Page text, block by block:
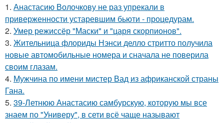
1. Анастасию Волочкову не раз упрекали в
приверженности устаревшим бьюти - процедурам.
2. Умер режиссёр "Маски" и "царя скорпионов".
3. Жительница флориды Нэнси делло стритто получила
новые автомобильные номера и сначала не поверила
своим глазам.
4. Мужчина по имени мистер Вад из африканской страны
Гана.
5. 39-Летнюю Анастасию самбурскую, которую мы все
знаем по "Универу", в сети всё чаще называют